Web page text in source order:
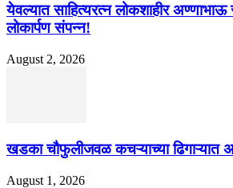
येवल्यात साहित्यरत्न लोकशाहीर अण्णाभाऊ
लोकार्पण संपन्न!
August 2, 2026
खडका चौफुलीजवळ कचऱ्याच्या ढिगाऱ्यात
August 1, 2026